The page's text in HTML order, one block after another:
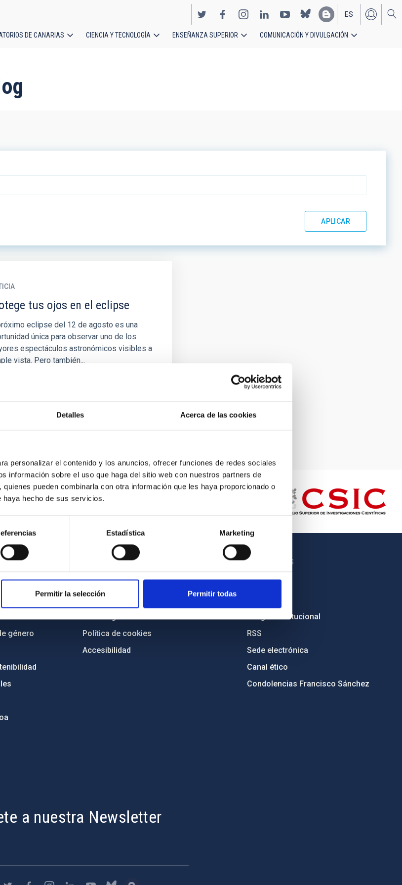
Detalles Acerca de las cookies
personalizar el contenido y los anuncios, ofrecer funciones de redes sociales
información sobre el uso que haga del sitio web con nuestros partners de
pueden combinarla con otra información que les haya proporcionado o
haya hecho de sus servicios.
Estadística Marketing
Permitir la selección Permitir todas
EN
ES
DE CANARIAS CIENCIA Y TECNOLOGÍA ENSEÑANZA SUPERIOR COMUNICACIÓN Y DIVULGACIÓN
tus ojos en el eclipse
eclipse del 12 de agosto es una
única para observar uno de los
espectáculos astronómicos visibles a
vista. Pero también...
género
PORTAL DEL IAC
Mapa web
Políticas de privacidad
Aviso legal
Política de cookies
Accesibilidad
OTROS ENLACES
Empleo
Imagen institucional
RSS
Sede electrónica
Canal ético
Condolencias Francisco Sánchez
a nuestra Newsletter